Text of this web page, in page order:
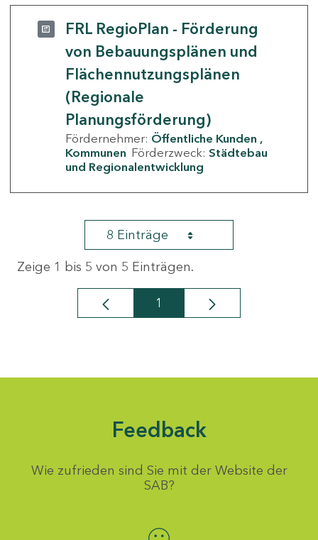
FRL RegioPlan - Förderung
von Bebauungsplänen und
Flächennutzungsplänen
(Regionale
Planungsförderung)
Fördernehmer: Öffentliche Kunden
Kommunen Förderzweck: Städtebau
und Regionalentwicklung
8 Einträge
Zeige 1 bis 5 von 5 Einträgen.
Seite
1
Feedback
Wie zufrieden sind Sie mit der Website der
SAB?
Bewertung auswählen